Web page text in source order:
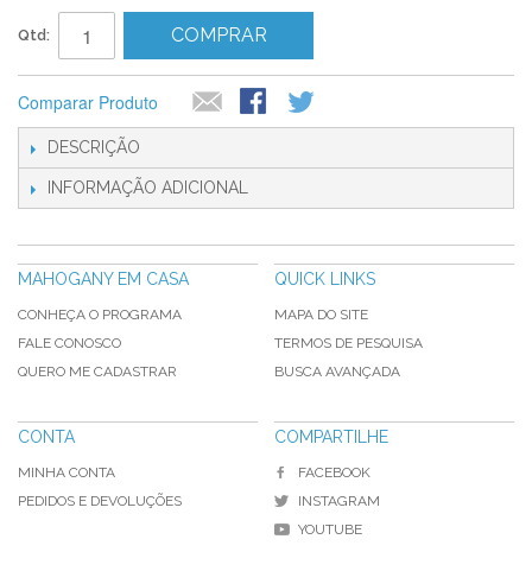
Qtd: COMPRAR
Comparar Produto
DESCRIÇÃO
INFORMAÇÃO ADICIONAL
MAHOGANY EM CASA
CONHEÇA O PROGRAMA
FALE CONOSCO
QUERO ME CADASTRAR
QUICK LINKS
MAPA DO SITE
TERMOS DE PESQUISA
BUSCA AVANÇADA
CONTA
MINHA CONTA
PEDIDOS E DEVOLUÇÕES
COMPARTILHE
FACEBOOK
INSTAGRAM
YOUTUBE